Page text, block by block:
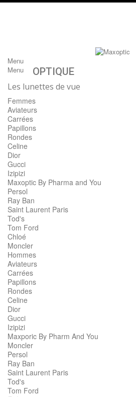
Menu
Menu
OPTIQUE
Les lunettes de vue
Femmes
Aviateurs
Carrées
Papillons
Rondes
Celine
Dior
Gucci
Izipizi
Maxoptic By Pharma and You
Persol
Ray Ban
Saint Laurent Paris
Tod's
Tom Ford
Chloé
Moncler
Hommes
Aviateurs
Carrées
Papillons
Rondes
Celine
Dior
Gucci
Izipizi
Maxporic By Pharm And You
Moncler
Persol
Ray Ban
Saint Laurent Paris
Tod's
Tom Ford